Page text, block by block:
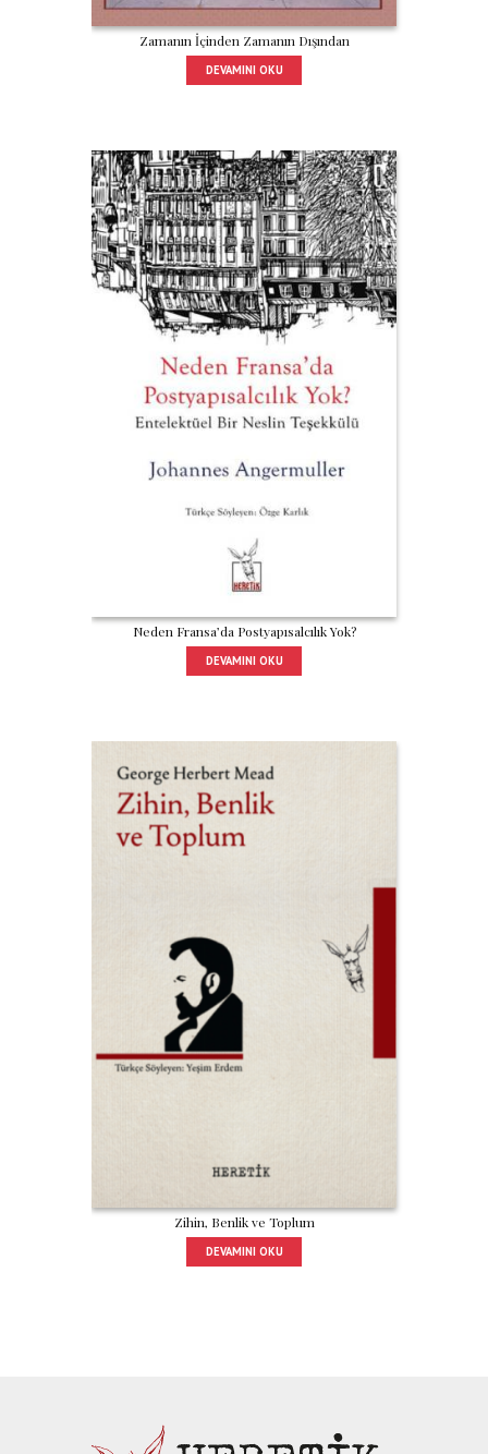
Zamanın İçinden Zamanın Dışından
DEVAMINI OKU
Neden Fransa’da Postyapısalcılık Yok?
DEVAMINI OKU
Zihin, Benlik ve Toplum
DEVAMINI OKU